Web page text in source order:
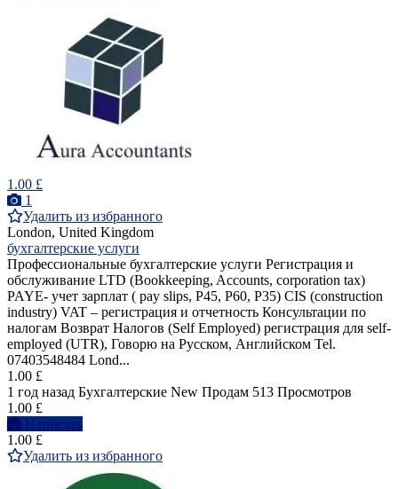
1.00 £
1
Удалить из избранного
London, United Kingdom
бухгалтерские услуги
Профессиональные бухгалтерские услуги Регистрация и
обслуживание LTD (Bookkeeping, Accounts, corporation tax)
PAYE- учет зарплат ( pay slips, P45, P60, P35) CIS (construction
industry) VAT – регистрация и отчетность Консультации по
налогам Возврат Налогов (Self Employed) регистрация для self-
employed (UTR), Говорю на Pусcком, Английском Tel.
07403548484 Lond...
1.00 £
1 год назад Бухгалтерские New Продам 513 Просмотров
1.00 £
Написать
1.00 £
Удалить из избранного